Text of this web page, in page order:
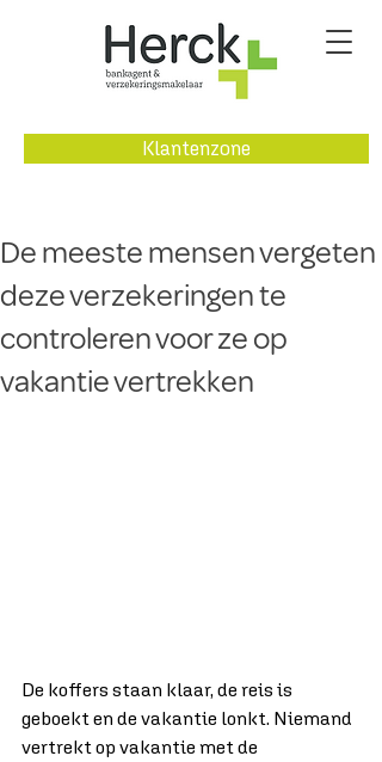
Klantenzone
De meeste mensen vergeten
deze verzekeringen te
controleren voor ze op
vakantie vertrekken
De koffers staan klaar, de reis is
geboekt en de vakantie lonkt. Niemand
vertrekt op vakantie met de